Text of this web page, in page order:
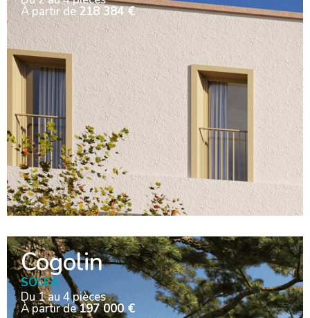
À partir de218 384 €
Cogolin
SOLEA
Du 1 au 4 pièces
À partir de197 000 €